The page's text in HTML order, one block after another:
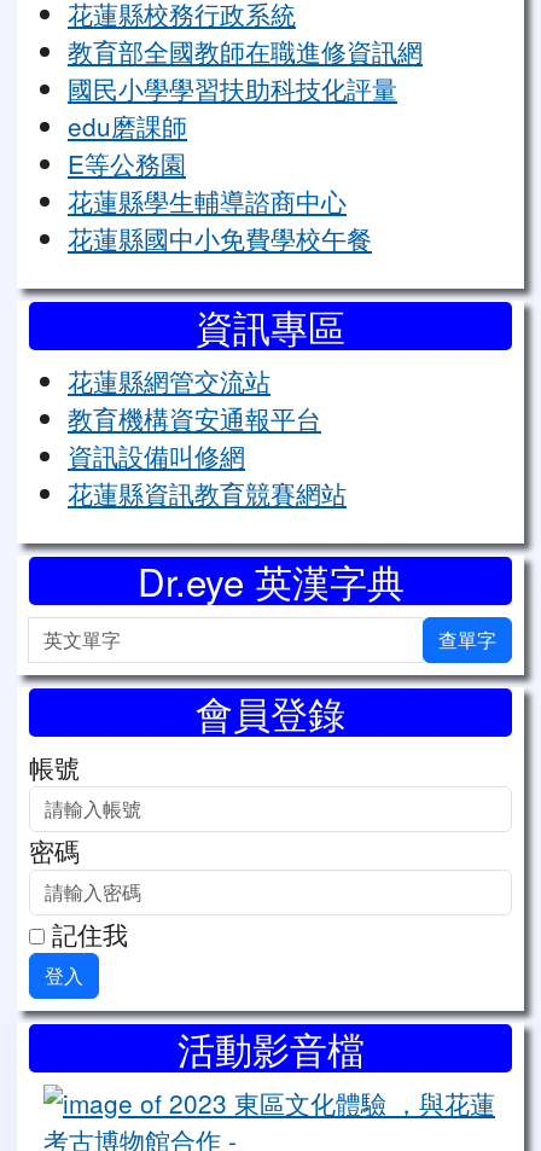
花蓮縣校務行政系統
教育部全國教師在職進修資訊網
國民小學學習扶助科技化評量
edu磨課師
E等公務園
花蓮縣學生輔導諮商中心
花蓮縣國中小免費學校午餐
資訊專區
花蓮縣網管交流站
教育機構資安通報平台
資訊設備叫修網
花蓮縣資訊教育競賽網站
Dr.eye 英漢字典
英文單字 查單字
會員登錄
帳號
密碼
記住我
登入
右邊區域內容活動影音檔